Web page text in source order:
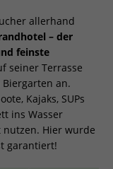
allerhand
– der
feinste
seiner Terrasse
an.
Kajaks, SUPs
ins Wasser
nutzen. Hier wurde
garantiert!